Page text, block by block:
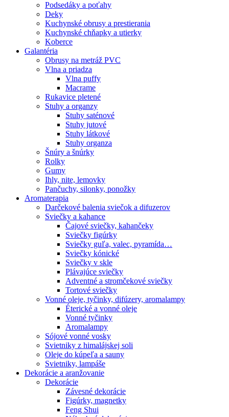
Podsedáky a poťahy
Deky
Kuchynské obrusy a prestierania
Kuchynské chňapky a utierky
Koberce
Galantéria
Obrusy na metráž PVC
Vlna a priadza
Vlna puffy
Macrame
Rukavice pletené
Stuhy a organzy
Stuhy saténové
Stuhy jutové
Stuhy látkové
Stuhy organza
Šnúry a šnúrky
Rolky
Gumy
Ihly, nite, lemovky
Pančuchy, silonky, ponožky
Aromaterapia
Darčekové balenia sviečok a difuzerov
Sviečky a kahance
Čajové sviečky, kahančeky
Sviečky figúrky
Sviečky guľa, valec, pyramída…
Sviečky kónické
Sviečky v skle
Plávajúce sviečky
Adventné a stromčekové sviečky
Tortové sviečky
Vonné oleje, tyčinky, difúzery, aromalampy
Éterické a vonné oleje
Vonné tyčinky
Aromalampy
Sójové vonné vosky
Svietniky z himalájskej soli
Oleje do kúpeľa a sauny
Svietniky, lampáše
Dekorácie a aranžovanie
Dekorácie
Závesné dekorácie
Figúrky, magnetky
Feng Shui